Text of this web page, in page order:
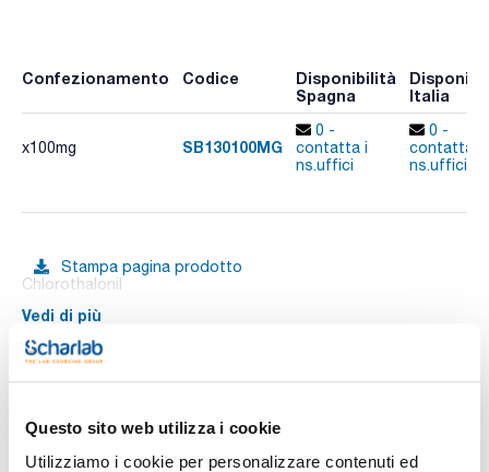
Questo sito web utilizza i cookie
Utilizziamo i cookie per personalizzare contenuti ed
Confezionamento Codice
Disponibilità
Spagna
Italia
x100mg SB130100MG
0 -
contatta i
ns.uffici
0 -
contatta i
ns.uffici
Stampa pagina prodotto
Chlorothalonil
Vedi di più
Documentazione tecnica
TDS / Scheda tecnica
COA